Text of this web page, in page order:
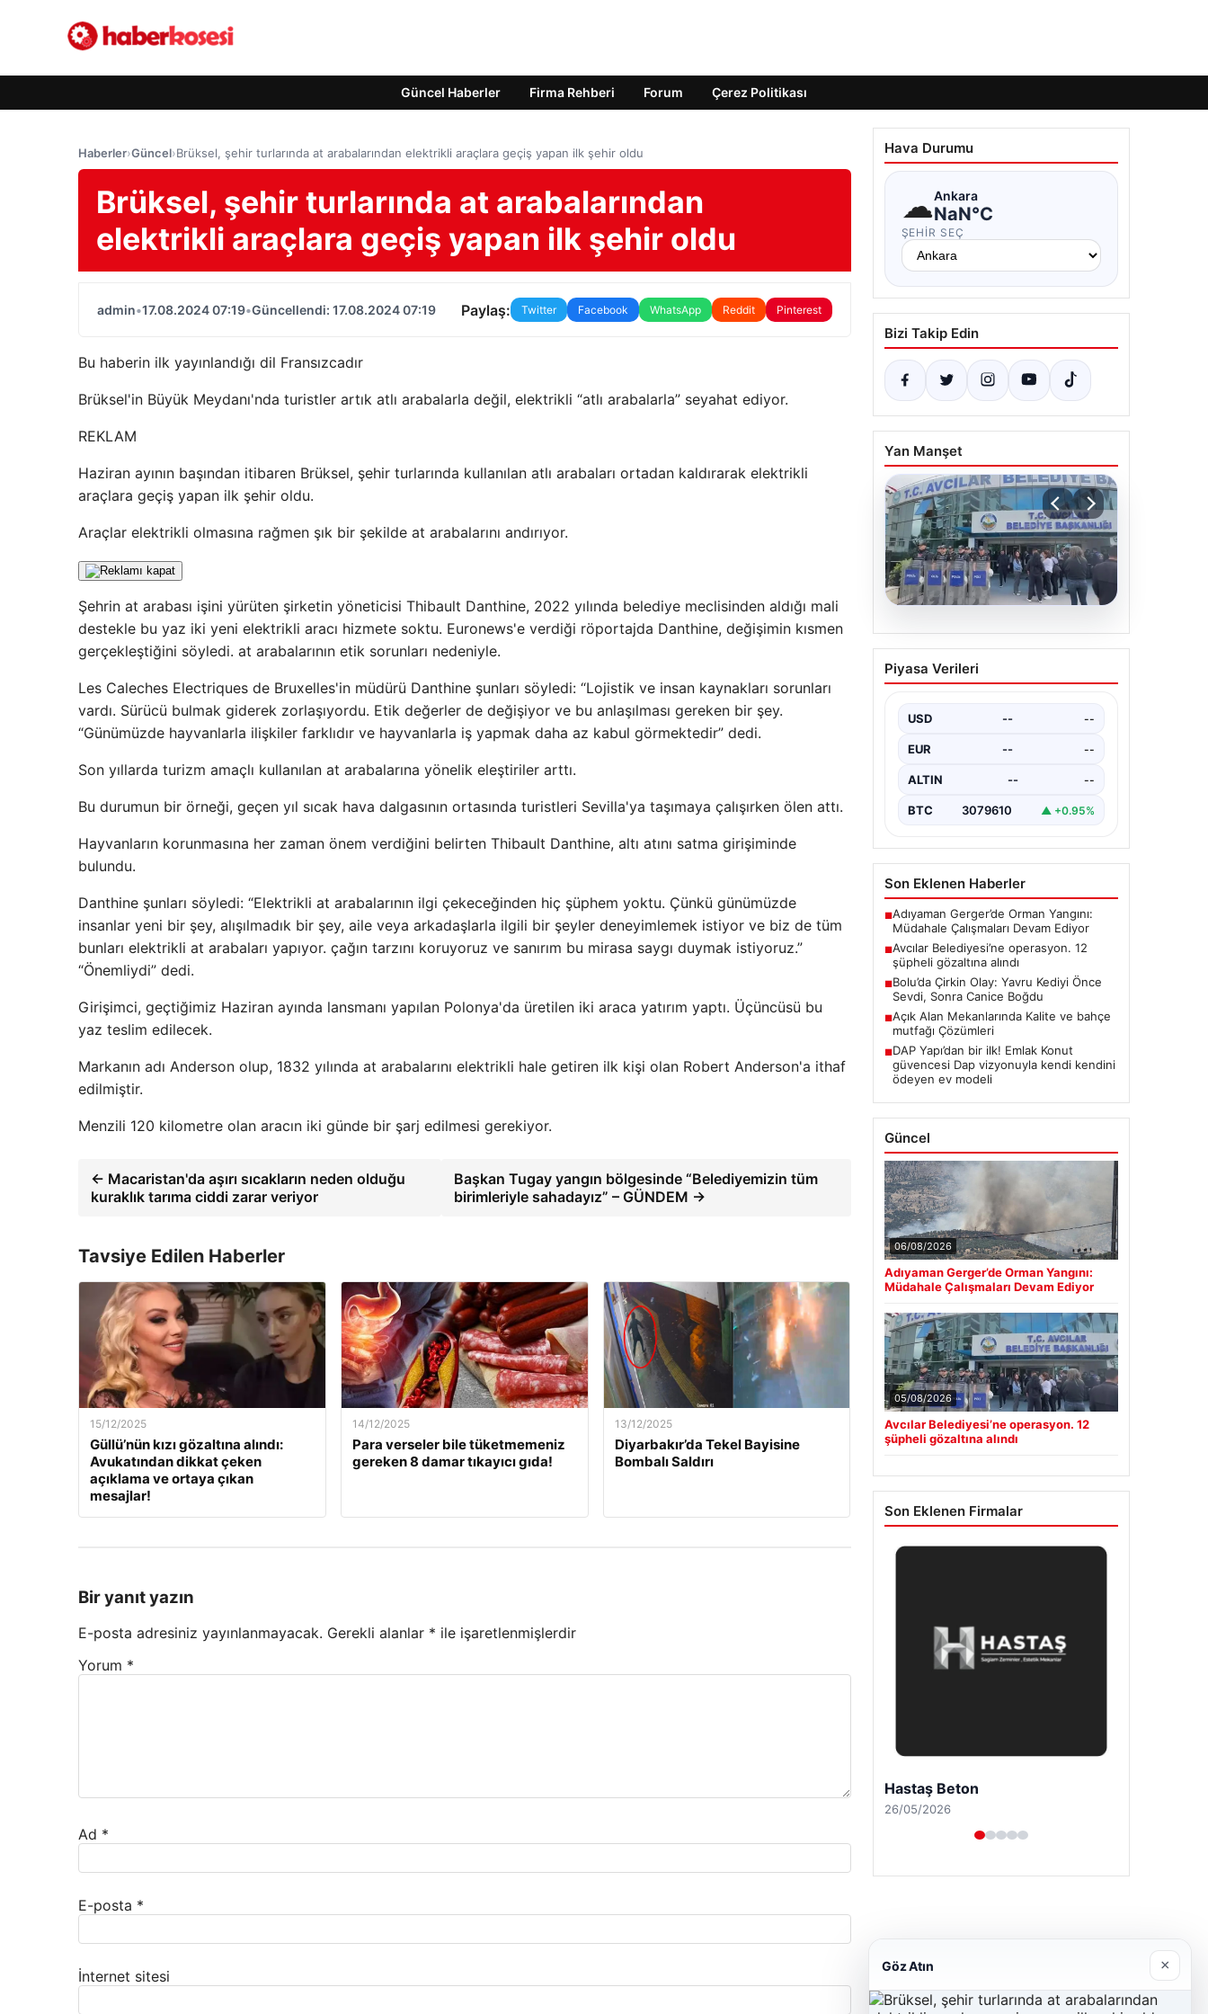
Güncel Haberler Firma Rehberi Forum Çerez Politikası
Haberler›Güncel›Brüksel, şehir turlarında at arabalarından elektrikli araçlara geçiş yapan ilk şehir oldu
Brüksel, şehir turlarında at arabalarından
elektrikli araçlara geçiş yapan ilk şehir oldu
admin•17.08.2024 07:19•Güncellendi: 17.08.2024 07:19 Paylaş: Twitter Facebook WhatsApp Reddit Pinterest
Bu haberin ilk yayınlandığı dil Fransızcadır
Brüksel'in Büyük Meydanı'nda turistler artık atlı arabalarla değil, elektrikli “atlı arabalarla” seyahat ediyor.
REKLAM
Haziran ayının başından itibaren Brüksel, şehir turlarında kullanılan atlı arabaları ortadan kaldırarak elektrikli
araçlara geçiş yapan ilk şehir oldu.
Araçlar elektrikli olmasına rağmen şık bir şekilde at arabalarını andırıyor.
Şehrin at arabası işini yürüten şirketin yöneticisi Thibault Danthine, 2022 yılında belediye meclisinden aldığı mali
destekle bu yaz iki yeni elektrikli aracı hizmete soktu. Euronews'e verdiği röportajda Danthine, değişimin kısmen
gerçekleştiğini söyledi. at arabalarının etik sorunları nedeniyle.
Les Caleches Electriques de Bruxelles'in müdürü Danthine şunları söyledi: “Lojistik ve insan kaynakları sorunları
vardı. Sürücü bulmak giderek zorlaşıyordu. Etik değerler de değişiyor ve bu anlaşılması gereken bir şey.
“Günümüzde hayvanlarla ilişkiler farklıdır ve hayvanlarla iş yapmak daha az kabul görmektedir” dedi.
Son yıllarda turizm amaçlı kullanılan at arabalarına yönelik eleştiriler arttı.
Bu durumun bir örneği, geçen yıl sıcak hava dalgasının ortasında turistleri Sevilla'ya taşımaya çalışırken ölen attı.
Hayvanların korunmasına her zaman önem verdiğini belirten Thibault Danthine, altı atını satma girişiminde
bulundu.
Danthine şunları söyledi: “Elektrikli at arabalarının ilgi çekeceğinden hiç şüphem yoktu. Çünkü günümüzde
insanlar yeni bir şey, alışılmadık bir şey, aile veya arkadaşlarla ilgili bir şeyler deneyimlemek istiyor ve biz de tüm
bunları elektrikli at arabaları yapıyor. çağın tarzını koruyoruz ve sanırım bu mirasa saygı duymak istiyoruz.”
“Önemliydi” dedi.
Girişimci, geçtiğimiz Haziran ayında lansmanı yapılan Polonya'da üretilen iki araca yatırım yaptı. Üçüncüsü bu
yaz teslim edilecek.
Markanın adı Anderson olup, 1832 yılında at arabalarını elektrikli hale getiren ilk kişi olan Robert Anderson'a ithaf
edilmiştir.
Menzili 120 kilometre olan aracın iki günde bir şarj edilmesi gerekiyor.
← Macaristan'da aşırı sıcakların neden olduğu
kuraklık tarıma ciddi zarar veriyor
Başkan Tugay yangın bölgesinde “Belediyemizin tüm
birimleriyle sahadayız” – GÜNDEM →
Tavsiye Edilen Haberler
15/12/2025
Güllü’nün kızı gözaltına alındı:
Avukatından dikkat çeken
açıklama ve ortaya çıkan
mesajlar!
14/12/2025
Para verseler bile tüketmemeniz
gereken 8 damar tıkayıcı gıda!
13/12/2025
Diyarbakır’da Tekel Bayisine
Bombalı Saldırı
Bir yanıt yazın
E-posta adresiniz yayınlanmayacak. Gerekli alanlar * ile işaretlenmişlerdir
Yorum *
Ad *
E-posta *
İnternet sitesi
Hava Durumu
☁Ankara
NaN°C
ŞEHIR SEÇ
Bizi Takip Edin
Yan Manşet
05.08.2026
Avcılar Belediyesi’ne
operasyon. 12 şüpheli
Piyasa Verileri
USD -- --
EUR -- --
ALTIN -- --
BTC 3079610 ▲ +0.95%
Son Eklenen Haberler
■Adıyaman Gerger’de Orman Yangını:
Müdahale Çalışmaları Devam Ediyor
■Avcılar Belediyesi’ne operasyon. 12
şüpheli gözaltına alındı
■Bolu’da Çirkin Olay: Yavru Kediyi Önce
Sevdi, Sonra Canice Boğdu
■Açık Alan Mekanlarında Kalite ve bahçe
mutfağı Çözümleri
■DAP Yapı’dan bir ilk! Emlak Konut
güvencesi Dap vizyonuyla kendi kendini
ödeyen ev modeli
Güncel
06/08/2026
Adıyaman Gerger’de Orman Yangını:
Müdahale Çalışmaları Devam Ediyor
05/08/2026
Avcılar Belediyesi’ne operasyon. 12
şüpheli gözaltına alındı
Son Eklenen Firmalar
Hastaş Beton
26/05/2026
Göz Atın ×